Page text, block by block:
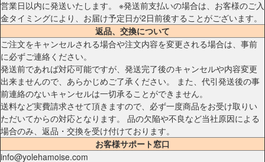
営業日以内に発送いたします。 ※発送前支払いの場合は、お客様のご入
金タイミングにより、お届け予定日が2日前後することがございます。
返品、交換について
ご注文をキャンセルされる場合や注文内容を変更される場合は、事前
に必ずご連絡ください。
発送前であれば対応可能ですが、発送完了後のキャンセルや内容変更
出来ませんので、あらかじめご了承ください。 また、代引発送後の事
前連絡のないキャンセルは一切承ることができません。
送料など実費請求させて頂きますので、必ず一度商品をお受け取りい
ただいてからの対応となります。 品の欠陥や不良など当社原因による
場合のみ、返品・交換を受け付けております。
お客様サポート窓口
info@yolehamoise.com